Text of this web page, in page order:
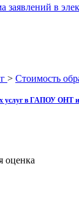
в
> Стоимость
услуг в ГАПОУ ОНТ
оценка